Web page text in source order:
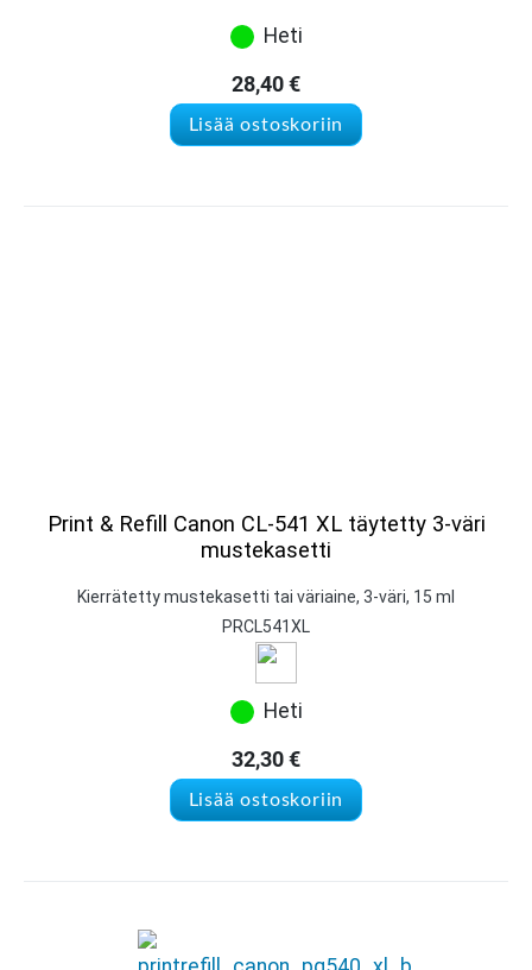
Heti
28,40€
Lisää ostoskoriin
Print & Refill Canon CL-541 XL täytetty 3-väri
mustekasetti
Kierrätetty mustekasetti tai väriaine, 3-väri, 15 ml
PRCL541XL
Heti
32,30€
Lisää ostoskoriin